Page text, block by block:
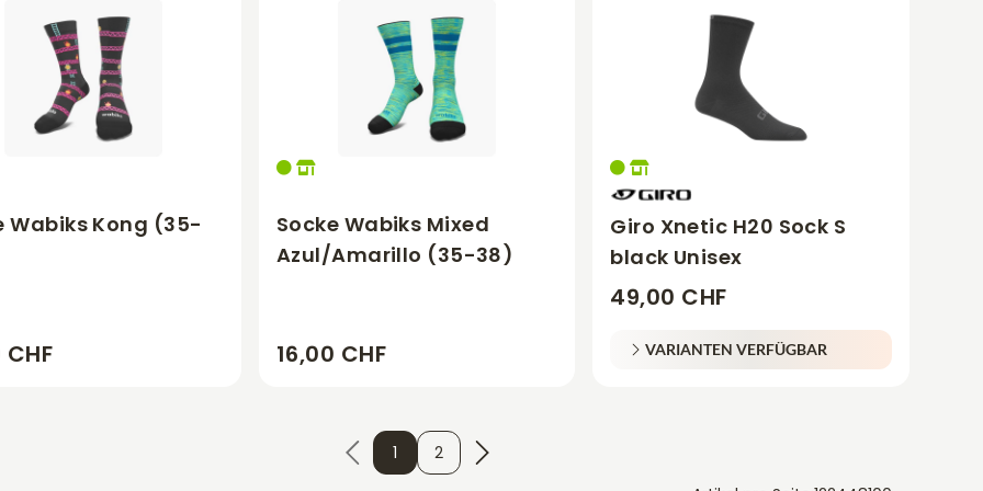
Wabiks Kong (35-
CHF
Socke Wabiks Mixed
Azul/Amarillo (35-38)
16,00 CHF
Giro Xnetic H20 Sock S
black Unisex
49,00 CHF
VARIANTEN VERFÜGBAR
1
2